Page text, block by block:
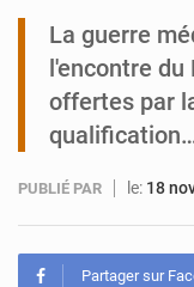
La guerre
l'encontre
offertes par
PUBLIÉ PAR le: 18
Partager sur